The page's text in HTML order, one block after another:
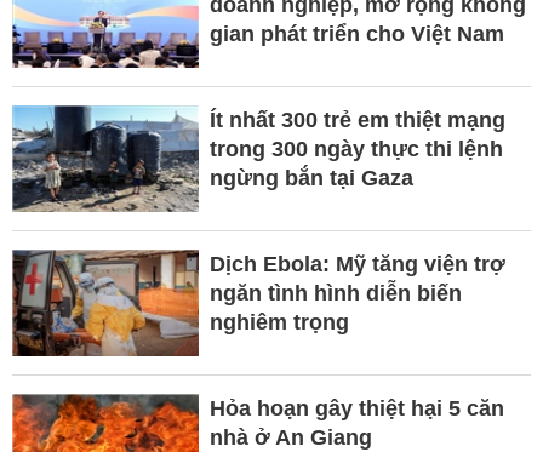
doanh nghiệp, mở rộng không
gian phát triển cho Việt Nam
Ít nhất 300 trẻ em thiệt mạng
trong 300 ngày thực thi lệnh
ngừng bắn tại Gaza
Dịch Ebola: Mỹ tăng viện trợ
ngăn tình hình diễn biến
nghiêm trọng
Hỏa hoạn gây thiệt hại 5 căn
nhà ở An Giang